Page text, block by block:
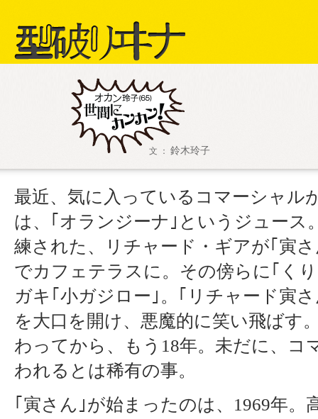
文 ： 鈴木玲子
最近、気に入っているコマーシャル
は、｢オランジーナ｣というジュース
練された、リチャード・ギアが｢寅
でカフェテラスに。その傍らに｢く
ガキ｢小ガジロー｣。｢リチャード寅
を大口を開け、悪魔的に笑い飛ばす
わってから、もう18年。未だに、コ
われるとは稀有の事。
｢寅さん｣が始まったのは、1969年。